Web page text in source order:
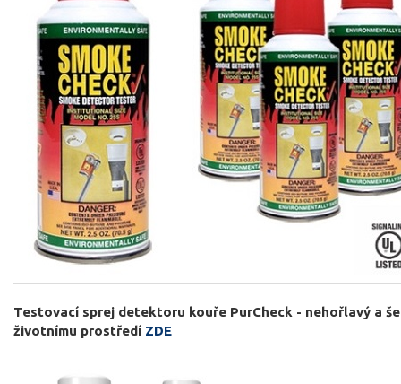
Testovací sprej detektoru kouře PurCheck - nehořlavý a
životnímu prostředí ZDE